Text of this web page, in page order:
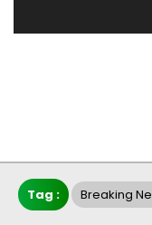
Tag : Breaking